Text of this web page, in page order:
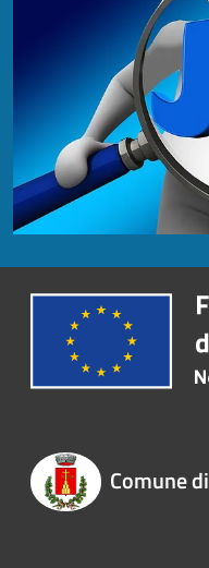
Comune